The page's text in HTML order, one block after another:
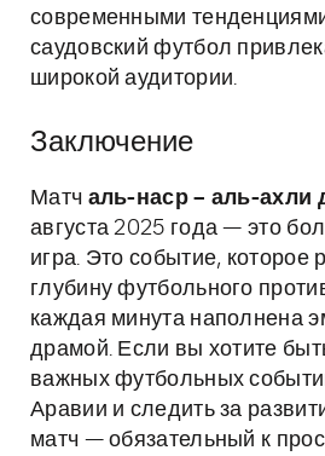
современными
саудовский футбол
широкой аудитории.
Заключение
Матч аль-наср – аль-ахли
августа 2025 года — это
игра. Это событие, которое
глубину футбольного
каждая минута наполнена
драмой. Если вы хотите
важных футбольных
Аравии и следить за
матч — обязательный к